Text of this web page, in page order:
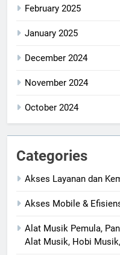
February 2025
January 2025
December 2024
November 2024
October 2024
Categories
Akses Layanan dan
Akses Mobile &
Alat Musik Pemula,
Alat Musik, Hobi